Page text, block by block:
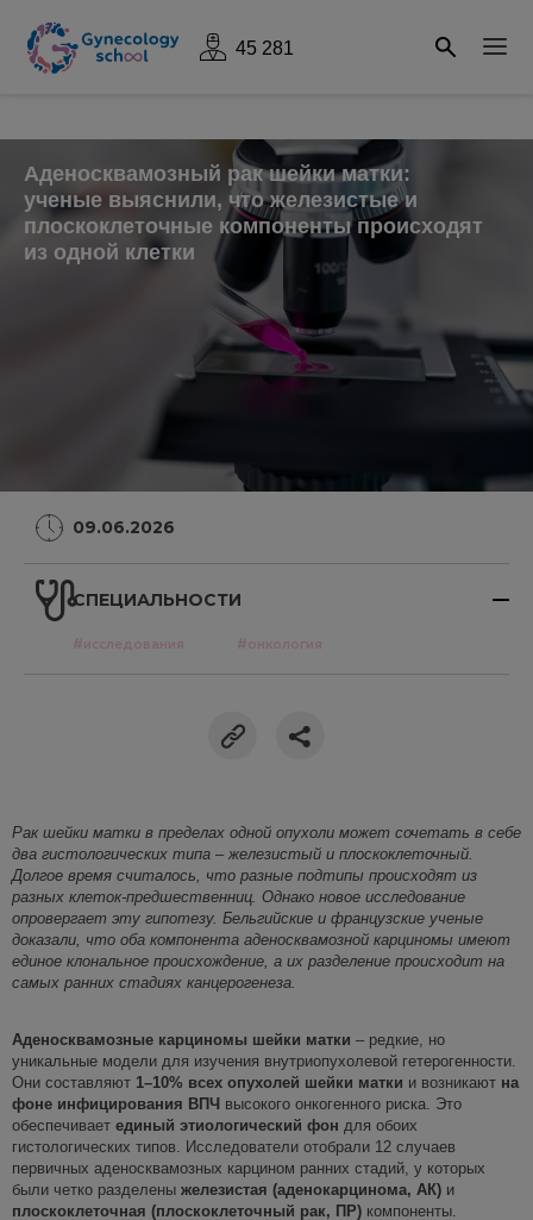
45 281
Аденосквамозный рак шейки матки:
ученые выяснили, что железистые и
плоскоклеточные компоненты происходят
из одной клетки
09.06.2026
СПЕЦИАЛЬНОСТИ
#исследования #онкология
Рак шейки матки в пределах одной опухоли может сочетать в себе
два гистологических типа – железистый и плоскоклеточный.
Долгое время считалось, что разные подтипы происходят из
разных клеток-предшественниц. Однако новое исследование
опровергает эту гипотезу. Бельгийские и французские ученые
доказали, что оба компонента аденосквамозной карциномы имеют
единое клональное происхождение, а их разделение происходит на
самых ранних стадиях канцерогенеза.
Аденосквамозные карциномы шейки матки – редкие, но
уникальные модели для изучения внутриопухолевой гетерогенности.
Они составляют 1–10% всех опухолей шейки матки и возникают на
фоне инфицирования ВПЧ высокого онкогенного риска. Это
обеспечивает единый этиологический фон для обоих
гистологических типов. Исследователи отобрали 12 случаев
первичных аденосквамозных карцином ранних стадий, у которых
были четко разделены железистая (аденокарцинома, АК) и
плоскоклеточная (плоскоклеточный рак, ПР) компоненты.